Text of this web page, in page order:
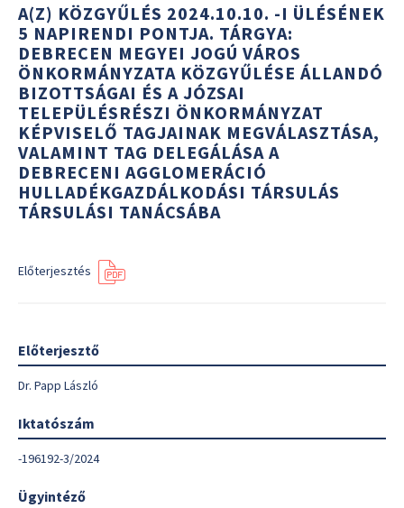
A(Z) KÖZGYŰLÉS 2024.10.10. -I ÜLÉSÉNEK
5 NAPIRENDI PONTJA. TÁRGYA:
DEBRECEN MEGYEI JOGÚ VÁROS
ÖNKORMÁNYZATA KÖZGYŰLÉSE ÁLLANDÓ
BIZOTTSÁGAI ÉS A JÓZSAI
TELEPÜLÉSRÉSZI ÖNKORMÁNYZAT
KÉPVISELŐ TAGJAINAK MEGVÁLASZTÁSA,
VALAMINT TAG DELEGÁLÁSA A
DEBRECENI AGGLOMERÁCIÓ
HULLADÉKGAZDÁLKODÁSI TÁRSULÁS
TÁRSULÁSI TANÁCSÁBA
Előterjesztés
Előterjesztő
Dr. Papp László
Iktatószám
-196192-3/2024
Ügyintéző